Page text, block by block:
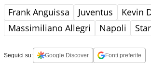
Frank Anguissa Juventus
Kevin
Massimiliano Allegri
Napoli
Seguici su: Google Discover Fonti preferite